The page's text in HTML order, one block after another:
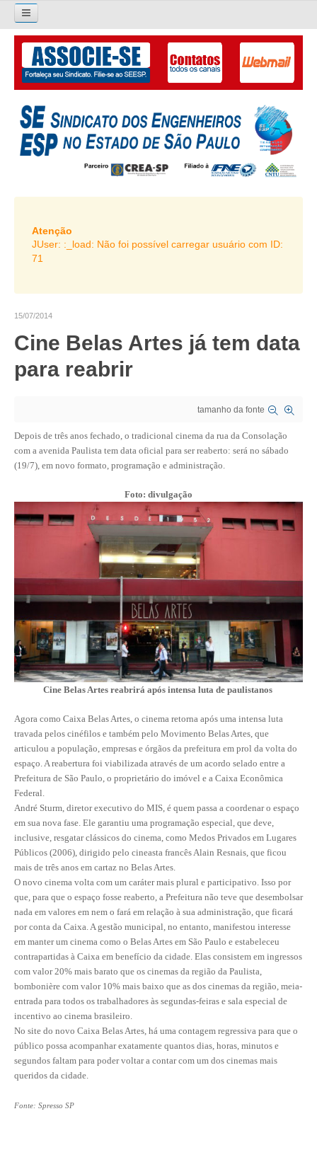
Pesquisar...
O SINDICATO
APRESENTAÇÃO
PALAVRA DO PRESIDENTE
DIRETORIA
LIVRO GESTÃO 2026-2029
SUBSEDES SINDICAIS
ORGANOGRAMA
CRESCE BRASIL
CONSELHO TECNOLÓGICO
NÚCLEO DA MULHER ENGENHEIRA
TRANSPARÊNCIA
CONSULTORIA
ACORDOS, CONVENÇÕES E DISSÍDIOS
CONTRIBUIÇÕES
CONTRIBUIÇÃO ASSISTENCIAL
CONTRIBUIÇÃO ASSOCIATIVA OU ANUIDADE DE SÓCIO
CONTRIBUIÇÃO SINDICAL URBANA
REVISÃO DE APOSENTADORIA
FGTS EXPURGOS
FGTS CORREÇÃO
LEGISLAÇÃO
LEI 5.194/1966 – REGULAMENTAÇÃO DA PROFISSÃO
RES 1.002/2002 – CÓDIGO DE ÉTICA
HOMOLOGAÇÕES
PISO SALARIAL
FIQUE POR DENTRO
Atenção
JUser: :_load: Não foi possível carregar usuário com ID:
71
15/07/2014
Cine Belas Artes já tem data
para reabrir
tamanho da fonte
Depois de três anos fechado, o tradicional cinema da rua da Consolação
com a avenida Paulista tem data oficial para ser reaberto: será no sábado
(19/7), em novo formato, programação e administração.
Foto: divulgação
Cine Belas Artes reabrirá após intensa luta de paulistanos
Agora como Caixa Belas Artes, o cinema retorna após uma intensa luta
travada pelos cinéfilos e também pelo Movimento Belas Artes, que
articulou a população, empresas e órgãos da prefeitura em prol da volta do
espaço. A reabertura foi viabilizada através de um acordo selado entre a
Prefeitura de São Paulo, o proprietário do imóvel e a Caixa Econômica
Federal.
André Sturm, diretor executivo do MIS, é quem passa a coordenar o espaço
em sua nova fase. Ele garantiu uma programação especial, que deve,
inclusive, resgatar clássicos do cinema, como Medos Privados em Lugares
Públicos (2006), dirigido pelo cineasta francês Alain Resnais, que ficou
mais de três anos em cartaz no Belas Artes.
O novo cinema volta com um caráter mais plural e participativo. Isso por
que, para que o espaço fosse reaberto, a Prefeitura não teve que desembolsar
nada em valores em nem o fará em relação à sua administração, que ficará
por conta da Caixa. A gestão municipal, no entanto, manifestou interesse
em manter um cinema como o Belas Artes em São Paulo e estabeleceu
contrapartidas à Caixa em benefício da cidade. Elas consistem em ingressos
com valor 20% mais barato que os cinemas da região da Paulista,
bombonière com valor 10% mais baixo que as dos cinemas da região, meia-
entrada para todos os trabalhadores às segundas-feiras e sala especial de
incentivo ao cinema brasileiro.
No site do novo Caixa Belas Artes, há uma contagem regressiva para que o
público possa acompanhar exatamente quantos dias, horas, minutos e
segundos faltam para poder voltar a contar com um dos cinemas mais
queridos da cidade.
Fonte: Spresso SP